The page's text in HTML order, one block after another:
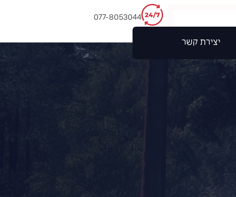
077-8053044
יצירת קשר